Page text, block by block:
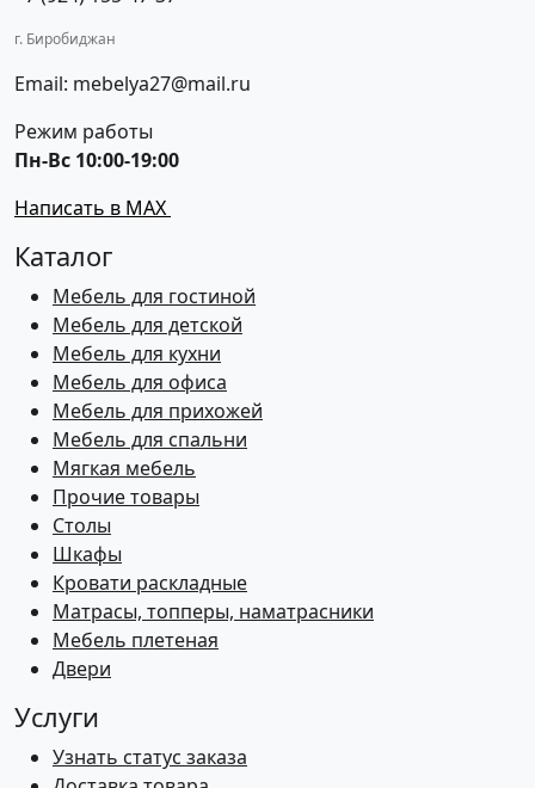
г. Биробиджан
Email: mebelya27@mail.ru
Режим работы
Пн-Вс 10:00-19:00
Написать в MAX
Каталог
Мебель для гостиной
Мебель для детской
Мебель для кухни
Мебель для офиса
Мебель для прихожей
Мебель для спальни
Мягкая мебель
Прочие товары
Столы
Шкафы
Кровати раскладные
Матрасы, топперы, наматрасники
Мебель плетеная
Двери
Услуги
Узнать статус заказа